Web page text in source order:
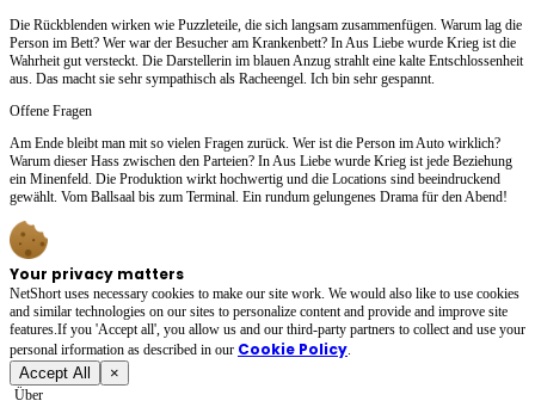
Die Rückblenden wirken wie Puzzleteile, die sich langsam zusammenfügen. Warum lag die
Person im Bett? Wer war der Besucher am Krankenbett? In Aus Liebe wurde Krieg ist die
Wahrheit gut versteckt. Die Darstellerin im blauen Anzug strahlt eine kalte Entschlossenheit
aus. Das macht sie sehr sympathisch als Racheengel. Ich bin sehr gespannt.
Offene Fragen
Am Ende bleibt man mit so vielen Fragen zurück. Wer ist die Person im Auto wirklich?
Warum dieser Hass zwischen den Parteien? In Aus Liebe wurde Krieg ist jede Beziehung
ein Minenfeld. Die Produktion wirkt hochwertig und die Locations sind beeindruckend
gewählt. Vom Ballsaal bis zum Terminal. Ein rundum gelungenes Drama für den Abend!
Your privacy matters
NetShort uses necessary cookies to make our site work. We would also like to use cookies
and similar technologies on our sites to personalize content and provide and improve site
features.If you 'Accept all', you allow us and our third-party partners to collect and use your
personal irformation as described in our Cookie Policy.
Accept All ×
Über